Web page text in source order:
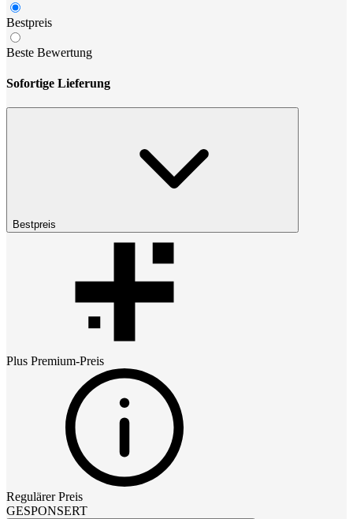
Bestpreis
Beste Bewertung
Sofortige Lieferung
Bestpreis
Plus Premium-Preis
Regulärer Preis
GESPONSERT